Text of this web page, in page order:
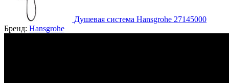
Душевая система Hansgrohe 27145000
Бренд: Hansgrohe